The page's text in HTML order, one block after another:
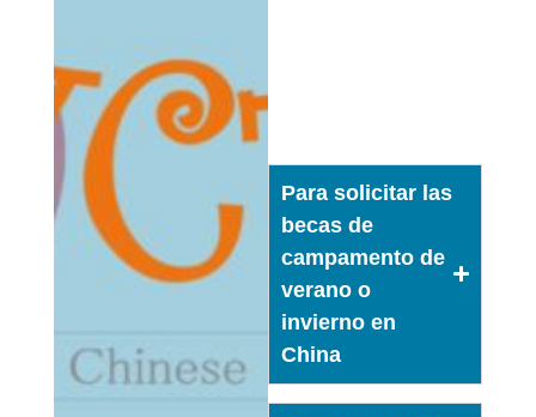
Para solicitar las
becas de
campamento de
verano o
invierno en
China